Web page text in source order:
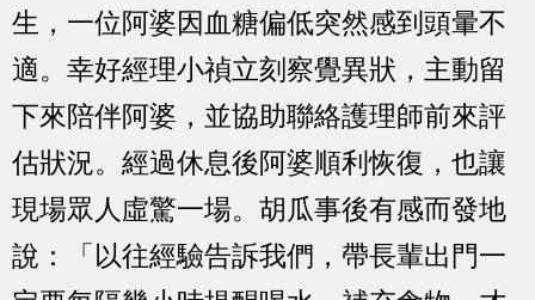
生，一位阿婆因血糖偏低突然感到頭暈不
適。幸好經理小禎立刻察覺異狀，主動留
下來陪伴阿婆，並協助聯絡護理師前來評
估狀況。經過休息後阿婆順利恢復，也讓
現場眾人虛驚一場。胡瓜事後有感而發地
說：「以往經驗告訴我們，帶長輩出門一